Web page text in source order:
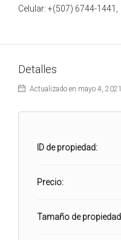
Celular: +(507) 6744-1441,
Detalles
Actualizado en mayo 4,
ID de propiedad:
Precio:
Tamaño de